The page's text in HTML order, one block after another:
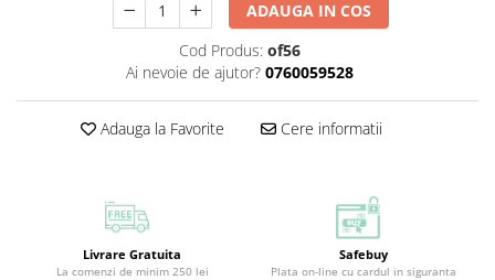
ADAUGA IN COS
Cod Produs: of56
Ai nevoie de ajutor? 0760059528
Adauga la Favorite Cere informatii
Livrare Gratuita
La comenzi de minim 250 lei
Safebuy
Plata on-line cu cardul in siguranta